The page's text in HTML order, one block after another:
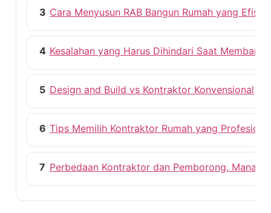
3 Cara Menyusun RAB Bangun Rumah yang Efisien
4 Kesalahan yang Harus Dihindari Saat
5 Design and Build vs Kontraktor Konvensional
6 Tips Memilih Kontraktor Rumah yang
7 Perbedaan Kontraktor dan Pemborong, Mana